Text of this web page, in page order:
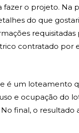
fazer o projeto. Na
do que
requisitadas
contratado por
é um loteamento
e ocupação do
final, o resultado